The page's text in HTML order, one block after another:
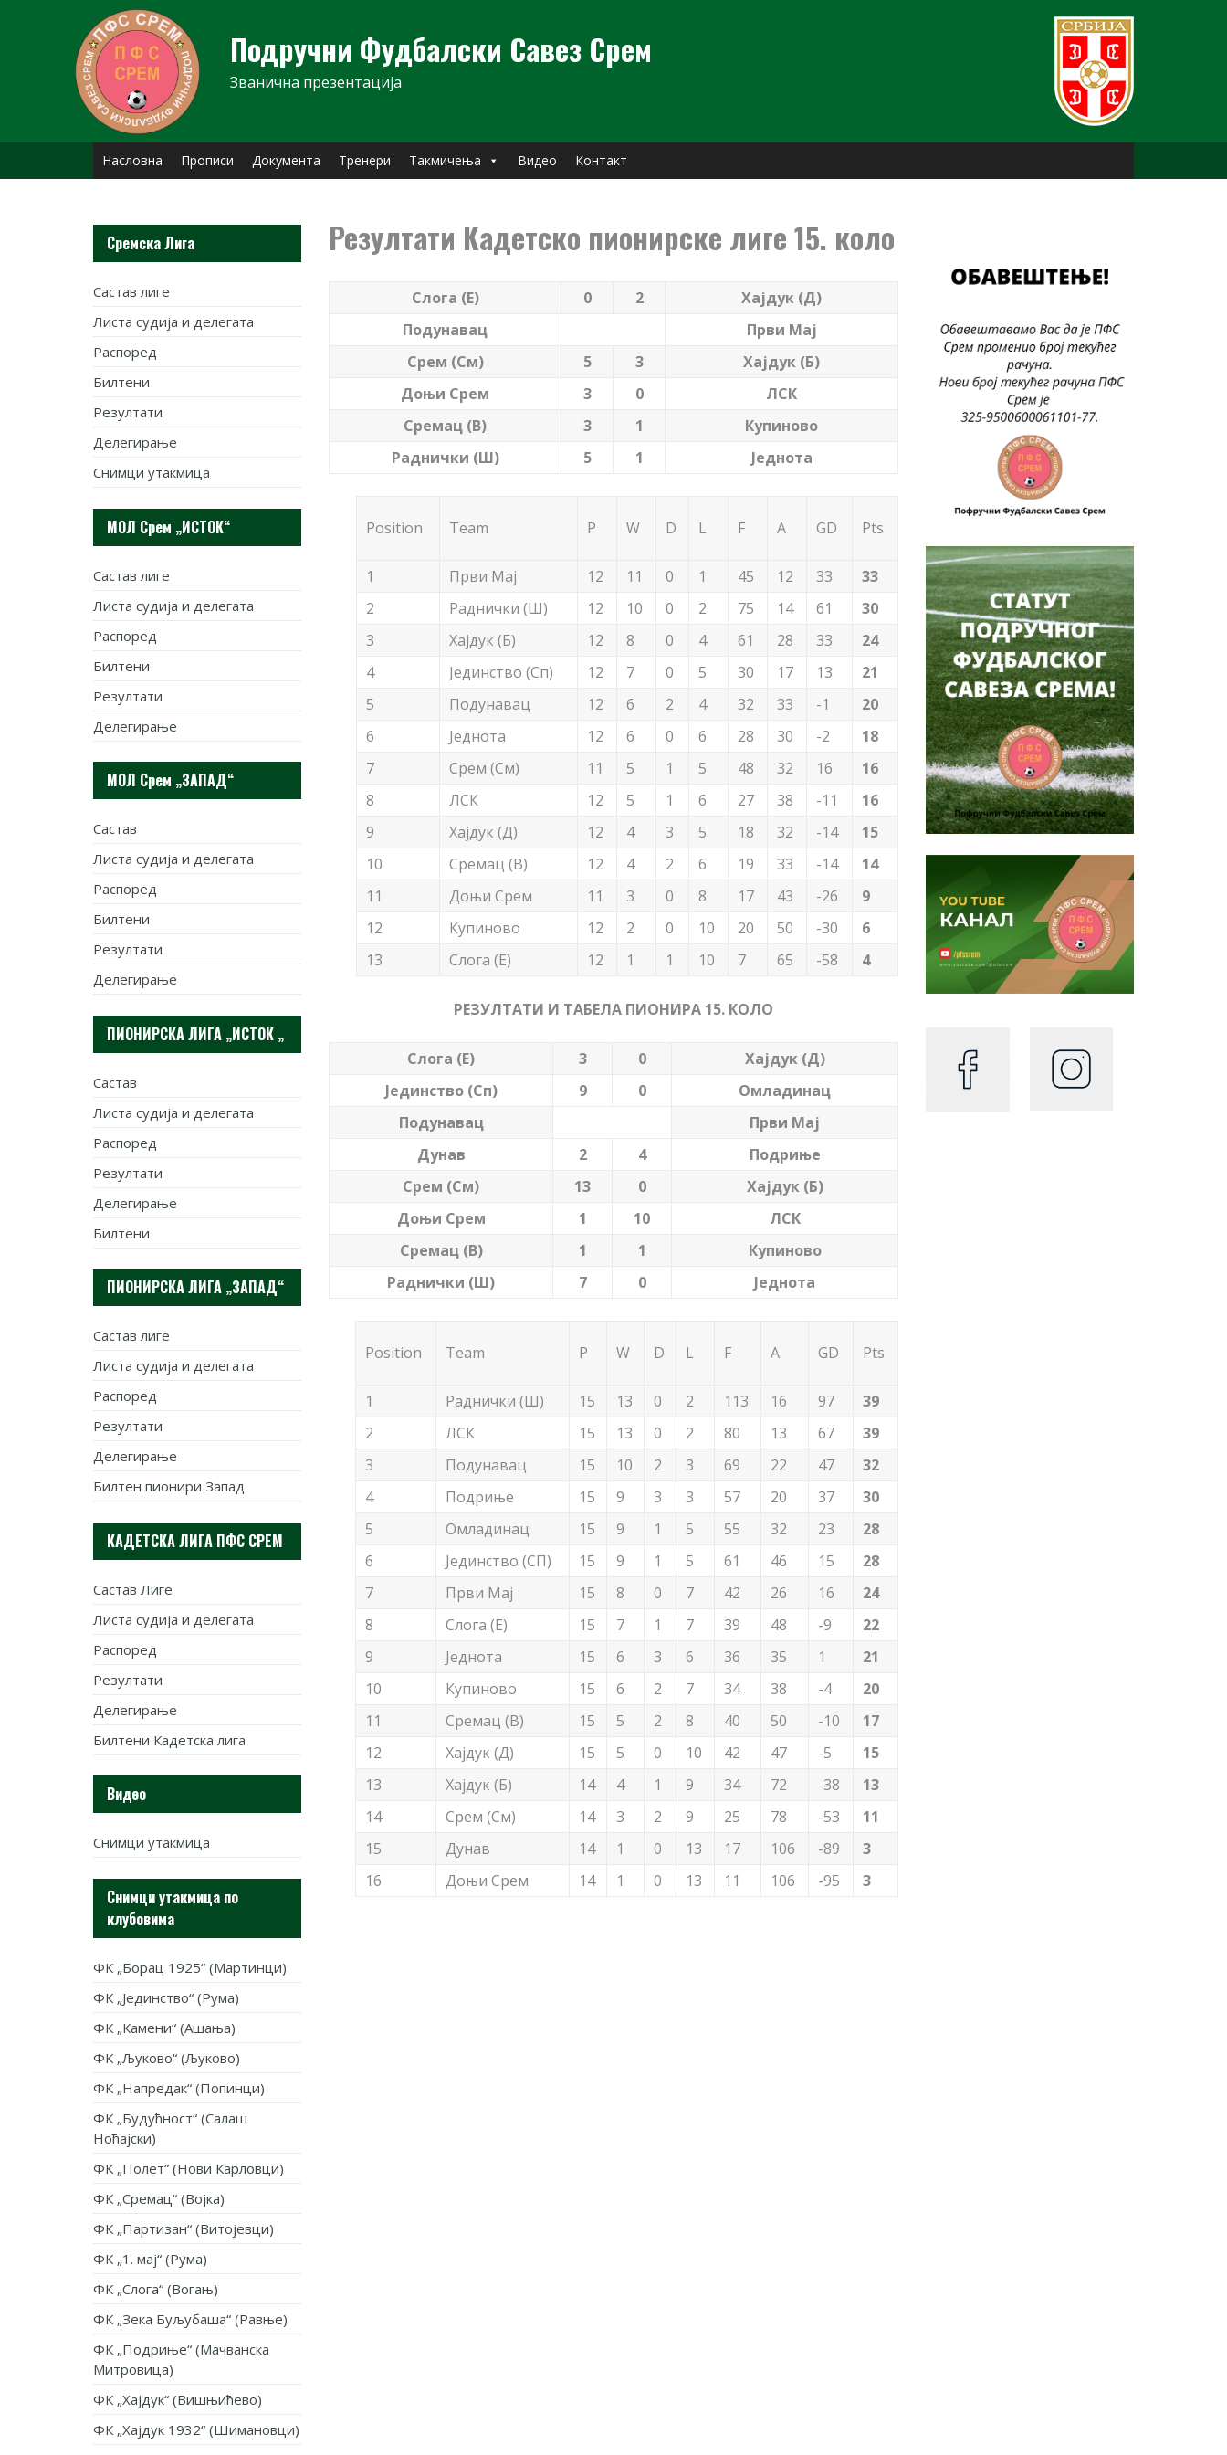
Подручни Фудбалски Савез Срем
Званична презентација
Насловна Прописи Документа Тренери Такмичења Видео Контакт
Резултати Кадетско пионирске лиге 15. коло
Слога (Е) 0 2
Хајдук (Д)
Подунавац
Први Мај
Срем (См)
5 3
Хајдук (Б)
Доњи Срем
3 0
ЛСК
Сремац (В)
3 1
Купиново
Раднички (Ш)
5 1 Једнота
Position Team P W D L F A GD Pts
1 Први Мај 12 11 0 1 45 12 33
33
2
Раднички (Ш) 12 10 0 2 75 14 61
30
3
Хајдук (Б) 12 8 0 4 61 28 33
24
4
Јединство (Сп) 12 7 0 5 30 17 13
21
5
Подунавац 12 6 2 4 32 33 -1
20
6
Jеднота 12 6 0 6 28 30 -2
18
7
Срем (См) 11 5 1 5 48 32 16
16
8
ЛСК 12 5 1 6 27 38 -11
16
9
Хајдук (Д) 12 4 3 5 18 32 -14
15
10
Сремац (В) 12 4 2 6 19 33 -14
14
11
Доњи Срем 11 3 0 8 17 43 -26
9
12
Купиново 12 2 0 10 20 50 -30
6
13
Слога (Е) 12 1 1 10 7 65 -58 4
РЕЗУЛТАТИ И ТАБЕЛА ПИОНИРА 15. КОЛО
Слога (Е) 3 0
Хајдук (Д)
Јединство (Сп)
9 0
Омладинац
Подунавац
Први Мај
Дунав
2 4
Подриње
Срем (См)
13 0
Хајдук (Б)
Доњи Срем
1 10
ЛСК
Сремац (В)
1 1
Купиново
Раднички (Ш)
7 0 Једнота
Position Team P W D L F A GD Pts
1 Раднички (Ш) 15 13 0 2 113 16 97
39
2
ЛСК 15 13 0 2 80 13 67
39
3
Подунавац 15 10 2 3 69 22 47
32
4
Подриње 15 9 3 3 57 20 37
30
5
Омладинац 15 9 1 5 55 32 23
28
6
Јединство (СП) 15 9 1 5 61 46 15
28
7
Први Мај 15 8 0 7 42 26 16
24
8
Слога (Е) 15 7 1 7 39 48 -9
22
9
Једнота 15 6 3 6 36 35 1
21
10
Купиново 15 6 2 7 34 38 -4
20
11
Сремац (В) 15 5 2 8 40 50 -10
17
12
Хајдук (Д) 15 5 0 10 42 47 -5
15
13
Хајдук (Б) 14 4 1 9 34 72 -38
13
14
Срем (См) 14 3 2 9 25 78 -53
11
15
Дунав 14 1 0 13 17 106 -89
3
16
Доњи Срем 14 1 0 13 11 106 -95 3
Сремска Лига
Састав лиге
Листа судија и делегата
Распоред
Билтени
Резултати
Делегирање
Снимци утакмица
МОЛ Срем „ИСТОК“
Састав лиге
Листа судија и делегата
Распоред
Билтени
Резултати
Делегирање
МОЛ Срем „ЗАПАД“
Састав
Листа судија и делегата
Распоред
Билтени
Резултати
Делегирање
ПИОНИРСКА ЛИГА „ИСТОК „
Састав
Листа судија и делегата
Распоред
Резултати
Делегирање
Билтени
ПИОНИРСКА ЛИГА „ЗАПАД“
Састав лиге
Листа судија и делегата
Распоред
Резултати
Делегирање
Билтен пионири Запад
КАДЕТСКА ЛИГА ПФС СРЕМ
Састав Лиге
Листа судија и делегата
Распоред
Резултати
Делегирање
Билтени Кадетска лига
Видео
Снимци утакмица
Снимци утакмица по
клубовима
ФК „Борац 1925“ (Мартинци)
ФК „Јединство“ (Рума)
ФК „Камени“ (Ашања)
ФК „Љуково“ (Љуково)
ФК „Напредак“ (Попинци)
ФК „Будућност“ (Салаш
Ноћајски)
ФК „Полет“ (Нови Карловци)
ФК „Сремац“ (Војка)
ФК „Партизан“ (Витојевци)
ФК „1. мај“ (Рума)
ФК „Слога“ (Вогањ)
ФК „Зека Буљубаша“ (Равње)
ФК „Подриње“ (Мачванска
Митровица)
ФК „Хајдук“ (Вишњићево)
ФК „Хајдук 1932“ (Шимановци)